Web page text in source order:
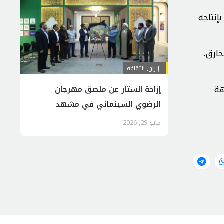
إيران, الثقافة
إزاحة الستار عن ملصق مهرجان
الرضوي السينمائي في مشهد
المقدسة
مايو 29, 2026